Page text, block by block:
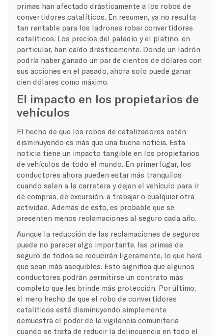
primas han afectado drásticamente a los robos de
convertidores catalíticos. En resumen, ya no resulta
tan rentable para los ladrones robar convertidores
catalíticos. Los precios del paladio y el platino, en
particular, han caído drásticamente. Donde un ladrón
podría haber ganado un par de cientos de dólares con
sus acciones en el pasado, ahora solo puede ganar
cien dólares como máximo.
El impacto en los propietarios de
vehículos
El hecho de que los robos de catalizadores estén
disminuyendo es más que una buena noticia. Esta
noticia tiene un impacto tangible en los propietarios
de vehículos de todo el mundo. En primer lugar, los
conductores ahora pueden estar más tranquilos
cuando salen a la carretera y dejan el vehículo para ir
de compras, de excursión, a trabajar o cualquier otra
actividad. Además de esto, es probable que se
presenten menos reclamaciones al seguro cada año.
Aunque la reducción de las reclamaciones de seguros
puede no parecer algo importante, las primas de
seguro de todos se reducirán ligeramente, lo que hará
que sean más asequibles. Esto significa que algunos
conductores podrán permitirse un contrato más
completo que les brinde más protección. Por último,
el mero hecho de que el robo de convertidores
catalíticos esté disminuyendo simplemente
demuestra el poder de la vigilancia comunitaria
cuando se trata de reducir la delincuencia en todo el